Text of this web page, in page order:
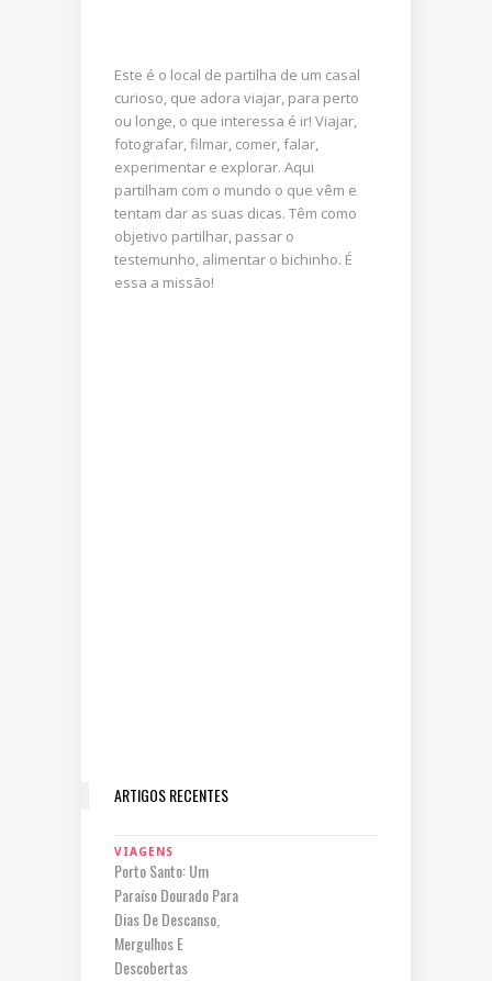
Este é o local de partilha de um casal
curioso, que adora viajar, para perto
ou longe, o que interessa é ir! Viajar,
fotografar, filmar, comer, falar,
experimentar e explorar. Aqui
partilham com o mundo o que vêm e
tentam dar as suas dicas. Têm como
objetivo partilhar, passar o
testemunho, alimentar o bichinho. É
essa a missão!
ARTIGOS RECENTES
VIAGENS
Porto Santo: Um
Paraíso Dourado Para
Dias De Descanso,
Mergulhos E
Descobertas